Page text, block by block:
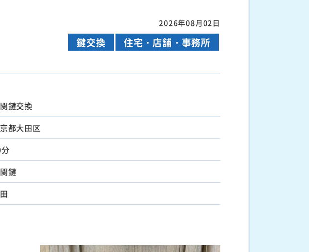
2026年08月02日
鍵交換 住宅・店舗・事務所
鍵交換
都大田区
鍵